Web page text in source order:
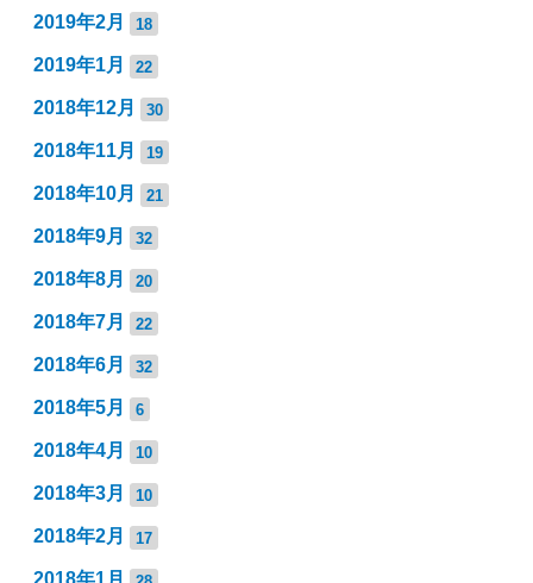
2019年2月 18
2019年1月 22
2018年12月 30
2018年11月 19
2018年10月 21
2018年9月 32
2018年8月 20
2018年7月 22
2018年6月 32
2018年5月 6
2018年4月 10
2018年3月 10
2018年2月 17